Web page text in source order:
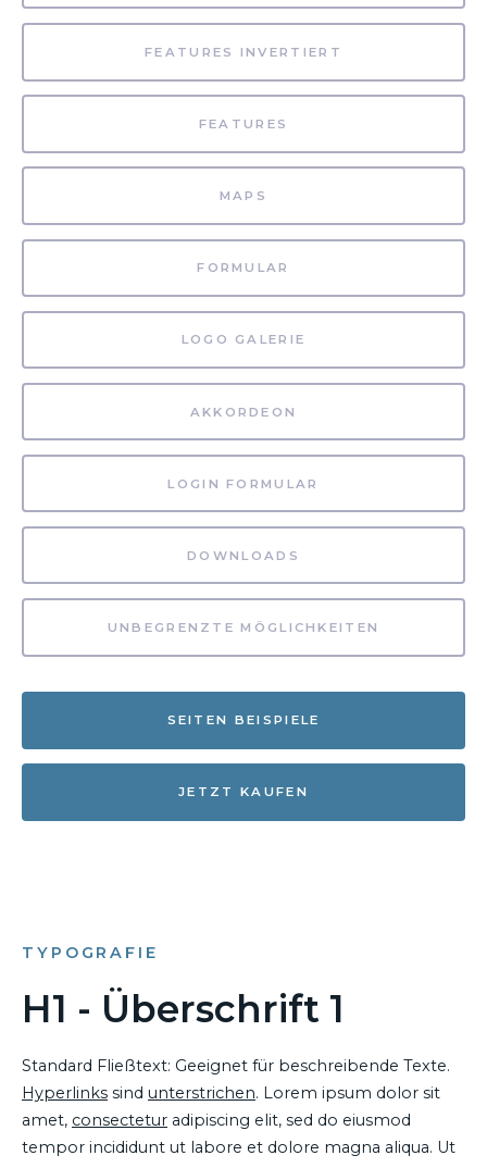
FEATURES INVERTIERT
FEATURES
MAPS
FORMULAR
LOGO GALERIE
AKKORDEON
LOGIN FORMULAR
DOWNLOADS
UNBEGRENZTE MÖGLICHKEITEN
SEITEN BEISPIELE
JETZT KAUFEN
TYPOGRAFIE
H1 - Überschrift 1
Standard Fließtext: Geeignet für beschreibende Texte.
Hyperlinks sind unterstrichen. Lorem ipsum dolor sit
amet, consectetur adipiscing elit, sed do eiusmod
tempor incididunt ut labore et dolore magna aliqua. Ut